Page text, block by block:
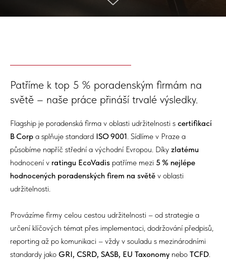
Patříme k top 5 % poradenským firmám na
světě – naše práce přináší trvalé výsledky.
Flagship je poradenská firma v oblasti udržitelnosti s certifikací
B Corp a splňuje standard ISO 9001. Sídlíme v Praze a
působíme napříč střední a východní Evropou. Díky zlatému
hodnocení v ratingu EcoVadis patříme mezi 5 % nejlépe
hodnocených poradenských firem na světě v oblasti
udržitelnosti.
Provázíme firmy celou cestou udržitelnosti – od strategie a
určení klíčových témat přes implementaci, dodržování předpisů,
reporting až po komunikaci – vždy v souladu s mezinárodními
standardy jako GRI, CSRD, SASB, EU Taxonomy nebo TCFD.